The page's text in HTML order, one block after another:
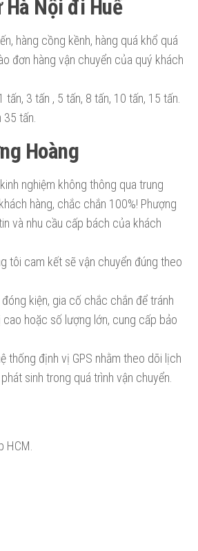
Hà Nội đi Huế
hàng cồng kềnh, hàng quá khổ quá
đơn hàng vận chuyển của quý khách
3 tấn , 5 tấn, 8 tấn, 10 tấn, 15 tấn.
tấn.
Hoàng
nghiệm không thông qua trung
hàng, chắc chắn 100%! Phượng
và nhu cầu cấp bách của khách
tôi cam kết sẽ vận chuyển đúng theo
kiện, gia cố chắc chắn để tránh
hoặc số lượng lớn, cung cấp bảo
thống định vị GPS nhằm theo dõi lịch
sinh trong quá trình vận chuyển.
HCM.